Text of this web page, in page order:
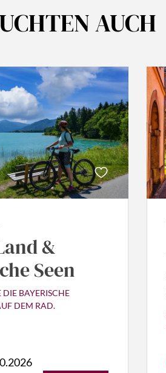
AUCH
&
Seen
DIE BAYERISCHE
DEM RAD.